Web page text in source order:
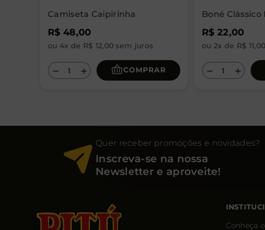
Camiseta Caipirinha
R$ 48,00
ou 4x de R$ 12,00 sem juros
＋
－ COMPRAR
Boné Clássico
R$ 22,00
ou 2x de R$ 11,00
＋
－
Quer receber promoções e novidades?
Inscreva-se na nossa
Newsletter e aproveite!
Conheça